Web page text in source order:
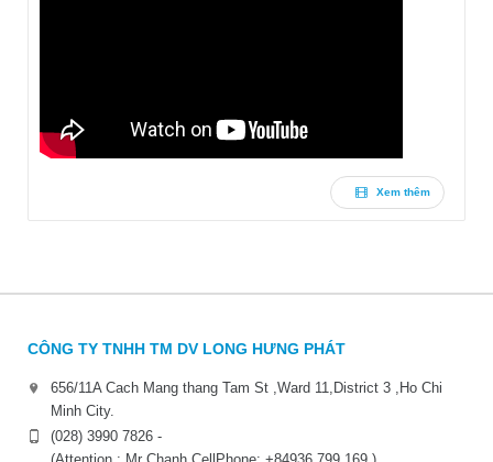
Xem thêm
CÔNG TY TNHH TM DV LONG HƯNG PHÁT
656/11A Cach Mang thang Tam St ,Ward 11,District 3 ,Ho Chi
Minh City.
(028) 3990 7826 -